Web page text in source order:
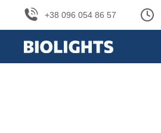
+38 096 054 86 57